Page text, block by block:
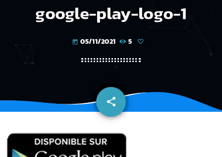
google-play-logo-1
today 05/11/2021 5
share
email